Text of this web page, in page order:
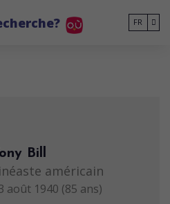
FR
Bill
américain
août 1940 (85 ans)